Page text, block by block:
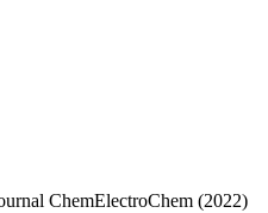
ChemElectroChem (2022)